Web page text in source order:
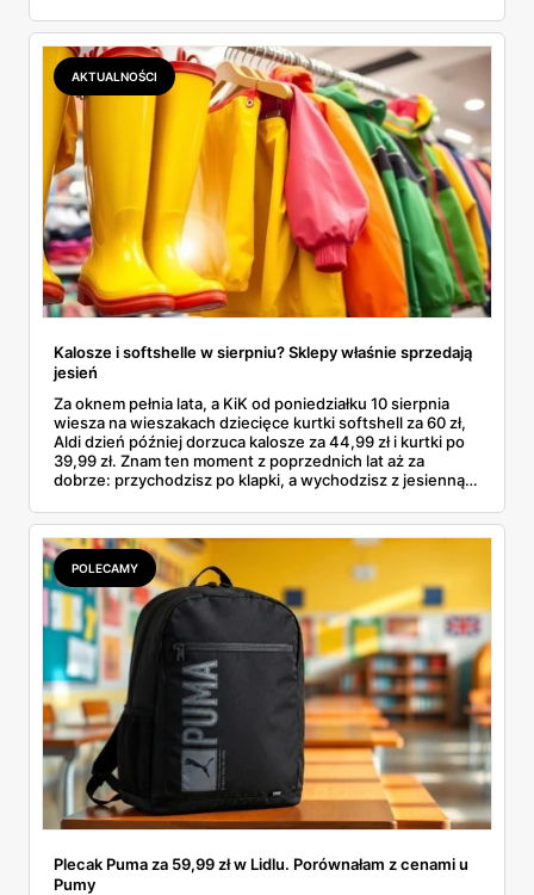
kosztuje i po czym poznać, że sprzedawca nie wciska nam
podróbki. Spisałam wszystko, czego się dowiedziałam —
łącznie z jedną wpadką, o której za chwilę.
AKTUALNOŚCI
Kalosze i softshelle w sierpniu? Sklepy właśnie sprzedają
jesień
Za oknem pełnia lata, a KiK od poniedziałku 10 sierpnia
wiesza na wieszakach dziecięce kurtki softshell za 60 zł,
Aldi dzień później dorzuca kalosze za 44,99 zł i kurtki po
39,99 zł. Znam ten moment z poprzednich lat aż za
dobrze: przychodzisz po klapki, a wychodzisz z jesienną
pojawi się w gazetkach w przyszłym tygodniu i czy jest
sens kupować jesień, zanim skończą się wakacje.
POLECAMY
Plecak Puma za 59,99 zł w Lidlu. Porównałam z cenami u
Pumy